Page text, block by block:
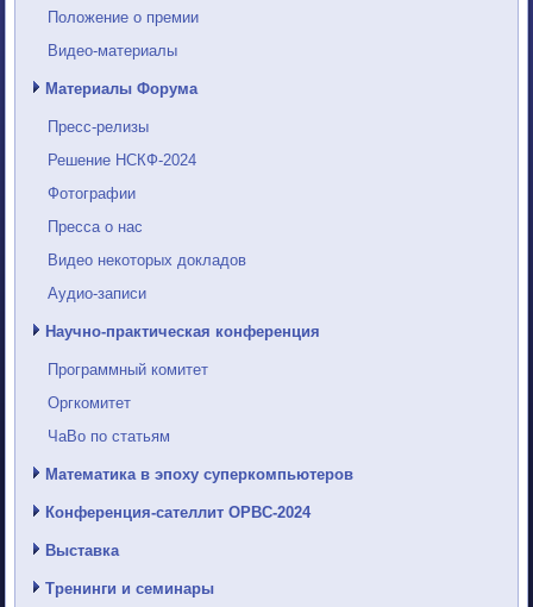
Положение о премии
Видео-материалы
Материалы Форума
Пресс-релизы
Решение НСКФ-2024
Фотографии
Пресса о нас
Видео некоторых докладов
Аудио-записи
Научно-практическая конференция
Программный комитет
Оргкомитет
ЧаВо по статьям
Математика в эпоху суперкомпьютеров
Конференция-сателлит ОРВС-2024
Выставка
Тренинги и семинары